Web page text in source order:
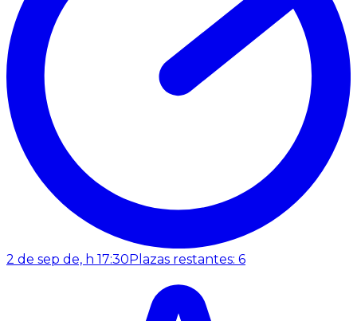
2 de sep de, h 17:30Plazas restantes: 6